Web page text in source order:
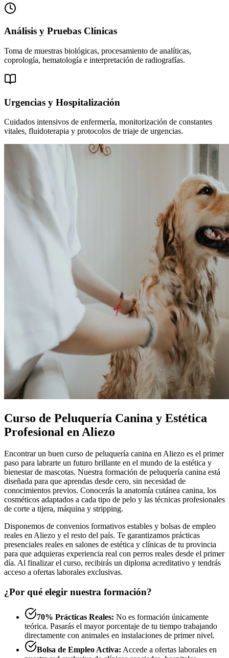
Análisis y Pruebas Clínicas
Toma de muestras biológicas, procesamiento de analíticas,
coprología, hematología e interpretación de radiografías.
Urgencias y Hospitalización
Cuidados intensivos de enfermería, monitorización de constantes
vitales, fluidoterapia y protocolos de triaje de urgencias.
Curso de Peluquería Canina y Estética
Profesional en Aliezo
Encontrar un buen curso de peluquería canina en Aliezo es el primer
paso para labrarte un futuro brillante en el mundo de la estética y
bienestar de mascotas. Nuestra formación de peluquería canina está
diseñada para que aprendas desde cero, sin necesidad de
conocimientos previos. Conocerás la anatomía cutánea canina, los
cosméticos adaptados a cada tipo de pelo y las técnicas profesionales
de corte a tijera, máquina y stripping.
Disponemos de convenios formativos estables y bolsas de empleo
reales en Aliezo y el resto del país. Te garantizamos prácticas
presenciales reales en salones de estética y clínicas de tu provincia
para que adquieras experiencia real con perros reales desde el primer
día. Al finalizar el curso, recibirás un diploma acreditativo y tendrás
acceso a ofertas laborales exclusivas.
¿Por qué elegir nuestra formación?
70% Prácticas Reales: No es formación únicamente
teórica. Pasarás el mayor porcentaje de tu tiempo trabajando
directamente con animales en instalaciones de primer nivel.
Bolsa de Empleo Activa: Accede a ofertas laborales en